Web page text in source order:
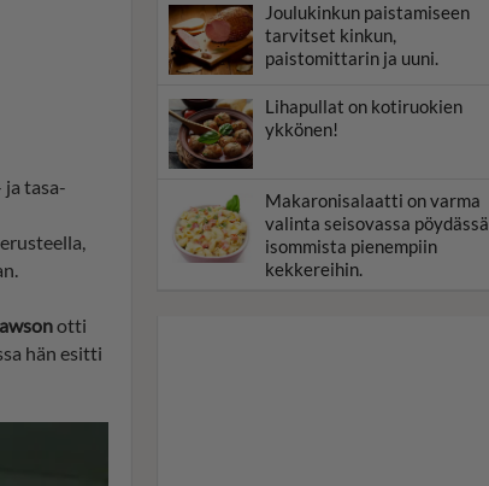
tasa-
otti
hän esitti
Joulukinkun paistamiseen
tarvitset kinkun,
paistomittarin ja uuni.
Lihapullat on kotiruokien
ykkönen!
Makaronisalaatti on varma
valinta seisovassa pöydässä
isommista pienempiin
kekkereihin.